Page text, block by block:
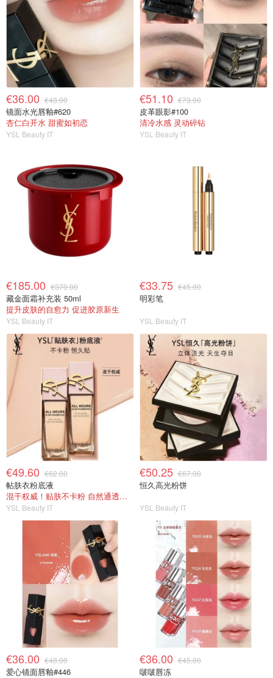
€36.00 €48.00
镜面水光唇釉#620
杏仁白开水 甜蜜如初恋
YSL Beauty IT
€51.10 €73.00
皮革眼影#100
清冷水感 灵动碎钻
YSL Beauty IT
€185.00 €370.00
藏金面霜补充装 50ml
提升皮肤的自愈力 促进胶原新生
YSL Beauty IT
€33.75 €45.00
明彩笔
YSL Beauty IT
€49.60 €62.00
帖肤衣粉底液
混干权威！贴肤不卡粉 自然通透妆效
YSL Beauty IT
€50.25 €67.00
恒久高光粉饼
YSL Beauty IT
€36.00 €48.00
爱心镜面唇釉#446
€36.00 €45.00
啵啵唇冻